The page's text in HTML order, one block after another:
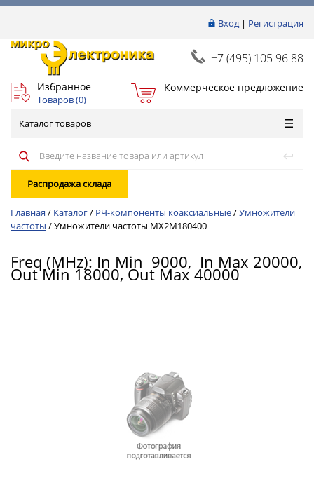
Вход| Регистрация
+7 (495) 105 96 88
Избранное
Товаров (0)
Коммерческое предложение
Каталог товаров
Распродажа склада
Главная / Каталог/ РЧ-компоненты коаксиальные/Умножители
частоты /Умножители частоты MX2M180400
Freq (MHz): In Min 9000, In Max 20000,
Out Min 18000, Out Max 40000